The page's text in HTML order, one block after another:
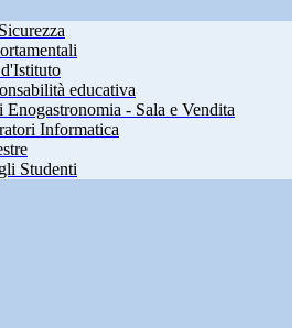
educativa
Enogastronomia - Sala e Vendita
Informatica
Studenti